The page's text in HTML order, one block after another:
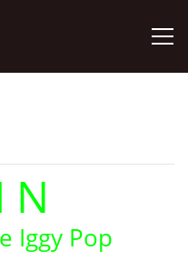
N
Iggy Pop